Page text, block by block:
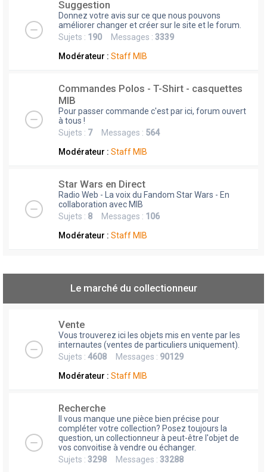
Suggestion
Donnez votre avis sur ce que nous pouvons
améliorer changer et créer sur le site et le forum.
Sujets : 190 Messages : 3339
Modérateur : Staff MIB
Commandes Polos - T-Shirt - casquettes
MIB
Pour passer commande c'est par ici, forum ouvert
à tous !
Sujets : 7Messages : 564
Modérateur : Staff MIB
Star Wars en Direct
Radio Web - La voix du Fandom Star Wars - En
collaboration avec MIB
Sujets : 8 Messages : 106
Modérateur : Staff MIB
Le marché du collectionneur
Vente
Vous trouverez ici les objets mis en vente par les
internautes (ventes de particuliers uniquement).
Sujets : 4608 Messages : 90129
Modérateur : Staff MIB
Recherche
Il vous manque une pièce bien précise pour
compléter votre collection? Posez toujours la
question, un collectionneur à peut-être l'objet de
vos convoitise à vendre ou échanger.
Sujets : 3298 Messages : 33288